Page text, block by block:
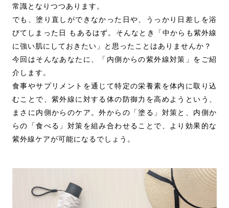
常識となりつつあります。
でも、塗り直しができなかった日や、うっかり日差しを浴
びてしまった日 もあるはず。そんなとき「中からも紫外線
に強い肌にしておきたい」と思ったことはありませんか？
今回はそんなあなたに、「内側からの紫外線対策」をご紹
介します。
食事やサプリメントを通じて特定の栄養素を体内に取り込
むことで、紫外線に対する体の防御力を高めようという、
まさに内側からのケア。外からの「塗る」対策と、内側か
らの「食べる」対策を組み合わせることで、より効果的な
紫外線ケアが可能になるでしょう。